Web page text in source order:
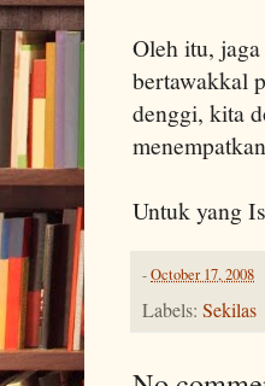
Oleh itu,
bertawakkal
denggi, kita
Untuk yang
-October 17, 2008
Labels: Sekilas